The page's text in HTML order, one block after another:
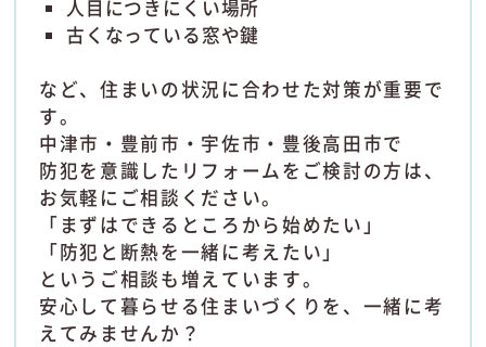
人目につきにくい場所
古くなっている窓や鍵
など、住まいの状況に合わせた対策が重要で
す。
中津市・豊前市・宇佐市・豊後高田市で
防犯を意識したリフォームをご検討の方は、
お気軽にご相談ください。
「まずはできるところから始めたい」
「防犯と断熱を一緒に考えたい」
というご相談も増えています。
安心して暮らせる住まいづくりを、一緒に考
えてみませんか？